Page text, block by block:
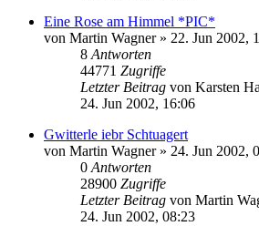
Eine Rose am Himmel *PIC*
von Martin Wagner» 22. Jun 2002,
8 Antworten
44771 Zugriffe
Letzter Beitrag von Karsten
24. Jun 2002, 16:06
Gwitterle iebr Schtuagert
von Martin Wagner» 24. Jun 2002,
0 Antworten
28900 Zugriffe
Letzter Beitrag von Martin
24. Jun 2002, 08:23